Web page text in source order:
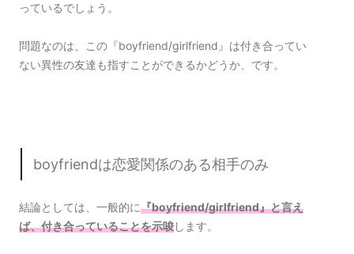
っているでしょう。
問題なのは、この『boyfriend/girlfriend』は付き合ってい
ない異性の友達も指すことができるかどうか、です。
boyfriendは恋愛関係のある相手のみ
結論としては、一般的に『boyfriend/girlfriend』と言え
ば、付き合っていることを示唆します。